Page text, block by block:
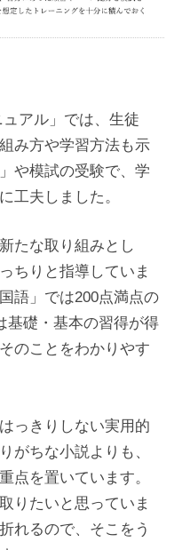
ュアル」では、生徒
み方や学習方法も示
や模試の受験で、学
工夫しました。
たな取り組みとし
ちりと指導していま
語」では200点満点の
基礎・基本の習得が得
のことをわかりやす
っきりしない実用的
がちな小説よりも、
点を置いています。
りたいと思っていま
れるので、そこをう